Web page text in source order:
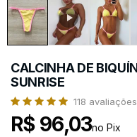
CALCINHA DE
SUNRISE
118 avaliações
R$ 96,03no Pix